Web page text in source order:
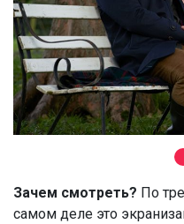
Зачем смотреть? По
самом деле это